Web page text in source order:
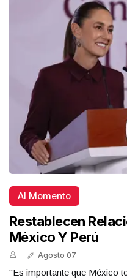
Al Momento
Restablecen
México Y Perú
Agosto 07
"Es importante que México